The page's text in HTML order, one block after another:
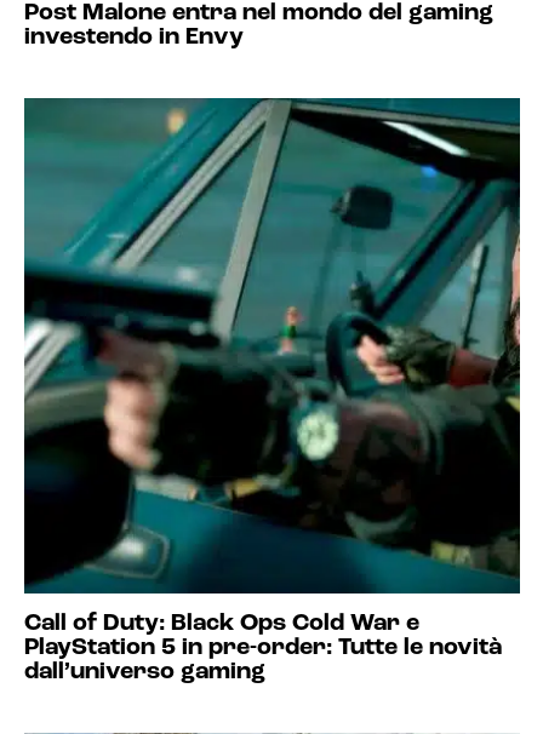
Post Malone entra nel mondo del gaming
investendo in Envy
Call of Duty: Black Ops Cold War e
PlayStation 5 in pre-order: Tutte le novità
dall’universo gaming